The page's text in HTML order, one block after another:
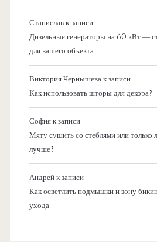
Станиславк записи
Дизельные генераторы на 60 кВт —
для вашего объекта
Виктория Чернышевак записи
Как использовать шторы для декора?
Софияк записи
Мяту сушить со стеблями или только
лучше?
Андрейк записи
Как осветлить подмышки и зону
ухода